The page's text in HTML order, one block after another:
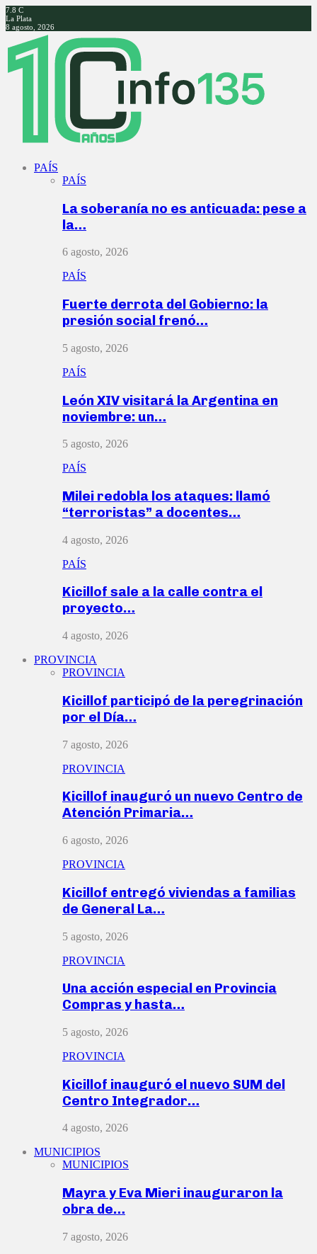
7.8 C
La Plata
8 agosto, 2026
Facebook
Twitter
Instagram
Youtube
PAÍS
PAÍS
La soberanía no es anticuada: pese a
la…
6 agosto, 2026
PAÍS
Fuerte derrota del Gobierno: la
presión social frenó…
5 agosto, 2026
PAÍS
León XIV visitará la Argentina en
noviembre: un…
5 agosto, 2026
PAÍS
Milei redobla los ataques: llamó
“terroristas” a docentes…
4 agosto, 2026
PAÍS
Kicillof sale a la calle contra el
proyecto…
4 agosto, 2026
PROVINCIA
PROVINCIA
Kicillof participó de la peregrinación
por el Día…
7 agosto, 2026
PROVINCIA
Kicillof inauguró un nuevo Centro de
Atención Primaria…
6 agosto, 2026
PROVINCIA
Kicillof entregó viviendas a familias
de General La…
5 agosto, 2026
PROVINCIA
Una acción especial en Provincia
Compras y hasta…
5 agosto, 2026
PROVINCIA
Kicillof inauguró el nuevo SUM del
Centro Integrador…
4 agosto, 2026
MUNICIPIOS
MUNICIPIOS
Mayra y Eva Mieri inauguraron la
obra de…
7 agosto, 2026